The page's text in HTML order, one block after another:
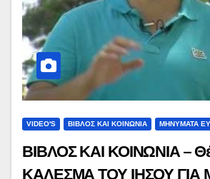
VIDEO'S ΒΙΒΛΟΣ ΚΑΙ ΚΟΙΝΩΝΙΑ ΜΗΝΥΜΑΤΑ
ΒΙΒΛΟΣ ΚΑΙ ΚΟΙΝΩΝΙΑ –
ΚΑΛΕΣΜΑ ΤΟΥ ΙΗΣΟΥ ΓΙΑ